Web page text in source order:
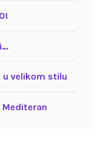
u velikom stilu